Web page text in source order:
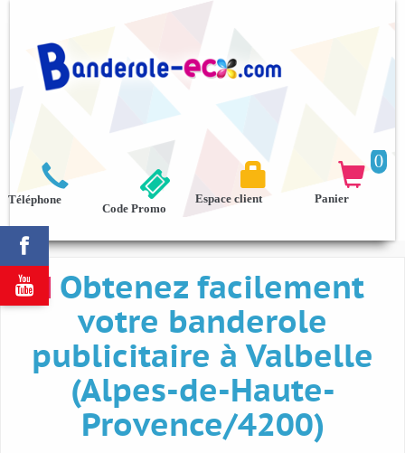



Téléphone
0

Panier

Espace client
Code Promo
Obtenez facilement
votre banderole
publicitaire à Valbelle
(Alpes-de-Haute-
Provence/4200)